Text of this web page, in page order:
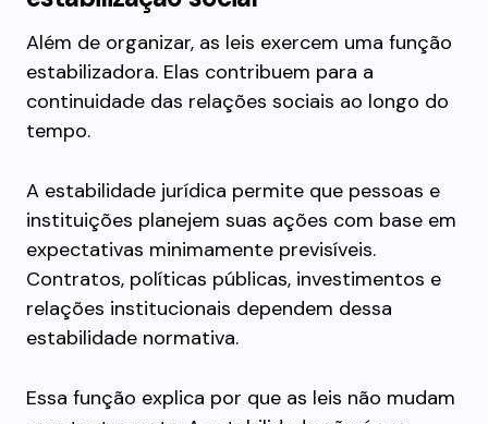
Além de organizar, as leis exercem uma função
estabilizadora. Elas contribuem para a
continuidade das relações sociais ao longo do
tempo.
A estabilidade jurídica permite que pessoas e
instituições planejem suas ações com base em
expectativas minimamente previsíveis.
Contratos, políticas públicas, investimentos e
relações institucionais dependem dessa
estabilidade normativa.
Essa função explica por que as leis não mudam